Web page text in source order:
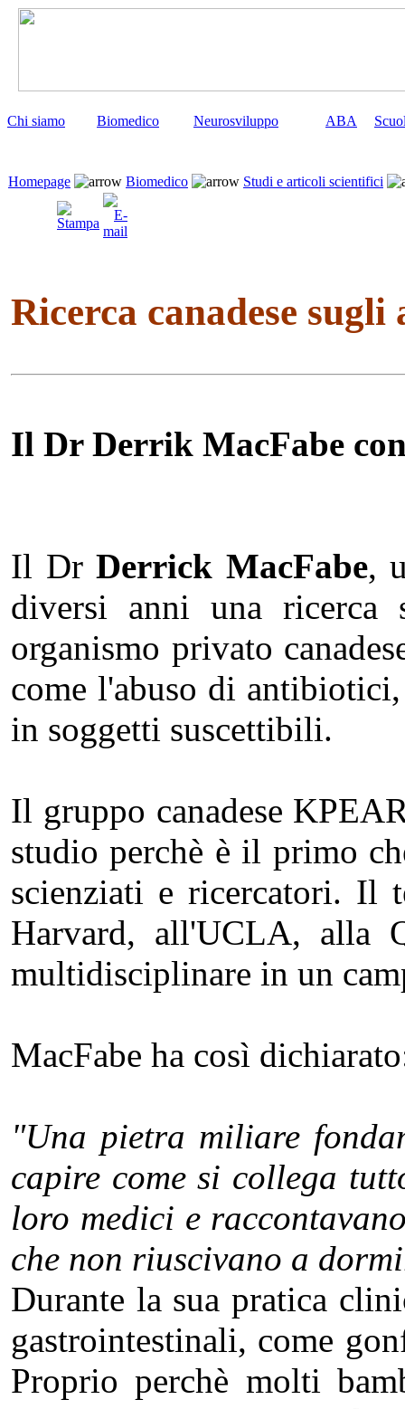
Chi siamo Biomedico Neurosviluppo ABA
Homepage Biomedico Studi e articoli scientifici
Ricerca canadese
Il Dr Derrik MacFabe
Il DrDerrick MacFabe,
diversi anni una ricerca
organismo privato
come l'abuso di
in soggetti suscettibili.
Il gruppo canadese
studio perchè è il primo
scienziati e ricercatori. Il
Harvard, all'UCLA, alla
multidisciplinare in un
MacFabe ha così
"Una pietra miliare
capire come si collega
loro medici e
che non riuscivano a
Durante la sua pratica
gastrointestinali, come
Proprio perchè molti